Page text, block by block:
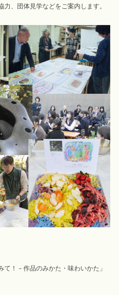
、団体見学などをご案内します。
て！－作品のみかた・味わいかた」